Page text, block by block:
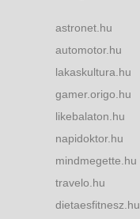
astronet.hu
automotor.hu
lakaskultura.hu
gamer.origo.hu
likebalaton.hu
napidoktor.hu
mindmegette.hu
travelo.hu
dietaesfitnesz.hu